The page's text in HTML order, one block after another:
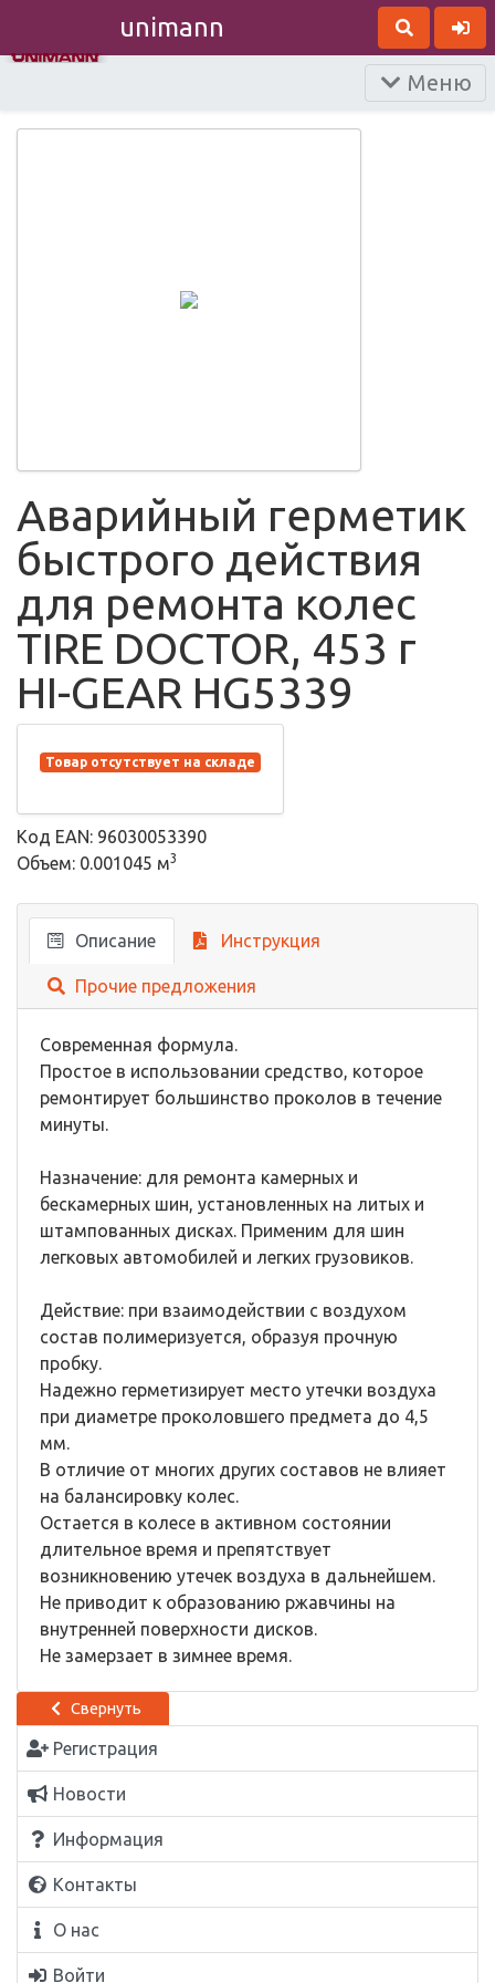
unimann
Меню
Свернуть
Регистрация
Новости
Информация
Контакты
О нас
Войти
Аварийный герметик
быстрого действия
для ремонта колес
TIRE DOCTOR, 453 г
HI-GEAR HG5339
Товар отсутствует на складе
Код EAN: 96030053390
Объем: 0.001045 м3
Описание Инструкция
Прочие предложения
Современная формула.
Простое в использовании средство, которое
ремонтирует большинство проколов в течение
минуты.
Назначение: для ремонта камерных и
бескамерных шин, установленных на литых и
штампованных дисках. Применим для шин
легковых автомобилей и легких грузовиков.
Действие: при взаимодействии с воздухом
состав полимеризуется, образуя прочную
пробку.
Надежно герметизирует место утечки воздуха
при диаметре проколовшего предмета до 4,5
мм.
В отличие от многих других составов не влияет
на балансировку колес.
Остается в колесе в активном состоянии
длительное время и препятствует
возникновению утечек воздуха в дальнейшем.
Не приводит к образованию ржавчины на
внутренней поверхности дисков.
Не замерзает в зимнее время.